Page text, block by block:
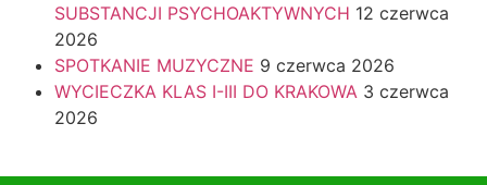
SUBSTANCJI PSYCHOAKTYWNYCH 12 czerwca
2026
SPOTKANIE MUZYCZNE 9 czerwca 2026
WYCIECZKA KLAS I-III DO KRAKOWA 3 czerwca
2026